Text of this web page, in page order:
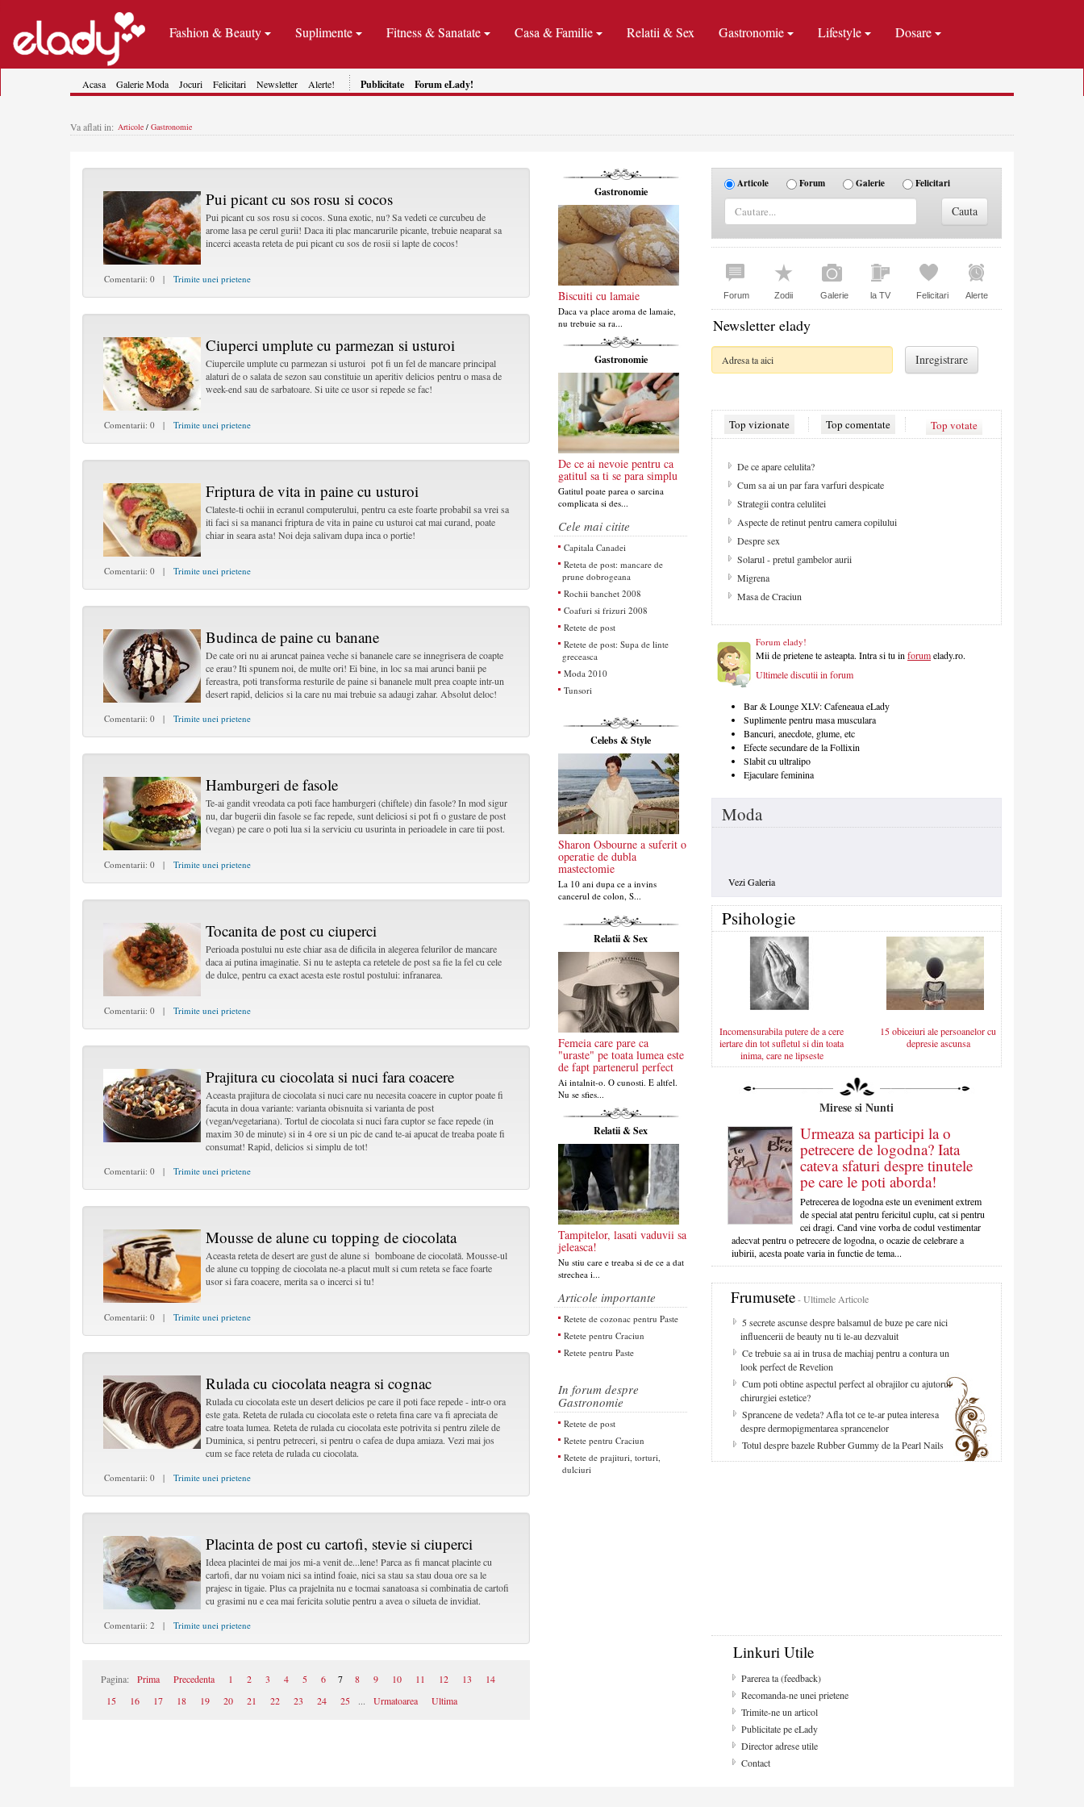
Fashion & Beauty Suplimente Fitness & Sanatate Casa & Familie Relatii & Sex Gastronomie Lifestyle Dosare
Acasa Galerie Moda Jocuri Felicitari Newsletter Alerte! Publicitate Forum eLady!
Va aflati in: Articole / Gastronomie
Pui picant cu sos rosu si cocos
Pui picant cu sos rosu si cocos. Suna exotic, nu? Sa vedeti ce curcubeu de
arome lasa pe cerul gurii! Daca iti plac mancarurile picante, trebuie neaparat sa
incerci aceasta reteta de pui picant cu sos de rosii si lapte de cocos!
Comentarii: 0 | Trimite unei prietene
Ciuperci umplute cu parmezan si usturoi
Ciupercile umplute cu parmezan si usturoi pot fi un fel de mancare principal
alaturi de o salata de sezon sau constituie un aperitiv delicios pentru o masa de
week-end sau de sarbatoare. Si uite ce usor si repede se fac!
Comentarii: 0 | Trimite unei prietene
Friptura de vita in paine cu usturoi
Clateste-ti ochii in ecranul computerului, pentru ca este foarte probabil sa vrei sa
iti faci si sa mananci friptura de vita in paine cu usturoi cat mai curand, poate
chiar in seara asta! Noi deja salivam dupa inca o portie!
Comentarii: 0 | Trimite unei prietene
Budinca de paine cu banane
De cate ori nu ai aruncat painea veche si bananele care se innegrisera de coapte
ce erau? Iti spunem noi, de multe ori! Ei bine, in loc sa mai arunci banii pe
fereastra, poti transforma resturile de paine si bananele mult prea coapte intr-un
desert rapid, delicios si la care nu mai trebuie sa adaugi zahar. Absolut deloc!
Comentarii: 0 | Trimite unei prietene
Hamburgeri de fasole
Te-ai gandit vreodata ca poti face hamburgeri (chiftele) din fasole? In mod sigur
nu, dar bugerii din fasole se fac repede, sunt deliciosi si pot fi o gustare de post
(vegan) pe care o poti lua si la serviciu cu usurinta in perioadele in care tii post.
Comentarii: 0 | Trimite unei prietene
Tocanita de post cu ciuperci
Perioada postului nu este chiar asa de dificila in alegerea felurilor de mancare
daca ai putina imaginatie. Si nu te astepta ca retetele de post sa fie la fel cu cele
de dulce, pentru ca exact acesta este rostul postului: infranarea.
Comentarii: 0 | Trimite unei prietene
Prajitura cu ciocolata si nuci fara coacere
Aceasta prajitura de ciocolata si nuci care nu necesita coacere in cuptor poate fi
facuta in doua variante: varianta obisnuita si varianta de post
(vegan/vegetariana). Tortul de ciocolata si nuci fara cuptor se face repede (in
maxim 30 de minute) si in 4 ore si un pic de cand te-ai apucat de treaba poate fi
consumat! Rapid, delicios si simplu de tot!
Comentarii: 0 | Trimite unei prietene
Mousse de alune cu topping de ciocolata
Aceasta reteta de desert are gust de alune si bomboane de ciocolată. Mousse-ul
de alune cu topping de ciocolata ne-a placut mult si cum reteta se face foarte
usor si fara coacere, merita sa o incerci si tu!
Comentarii: 0 | Trimite unei prietene
Rulada cu ciocolata neagra si cognac
Rulada cu ciocolata este un desert delicios pe care il poti face repede - intr-o ora
este gata. Reteta de rulada cu ciocolata este o reteta fina care va fi apreciata de
catre toata lumea. Reteta de rulada cu ciocolata este potrivita si pentru zilele de
Duminica, si pentru petreceri, si pentru o cafea de dupa amiaza. Vezi mai jos
cum se face reteta de rulada cu ciocolata.
Comentarii: 0 | Trimite unei prietene
Placinta de post cu cartofi, stevie si ciuperci
Ideea placintei de mai jos mi-a venit de...lene! Parca as fi mancat placinte cu
cartofi, dar nu voiam nici sa intind foaie, nici sa stau sa stau doua ore sa le
prajesc in tigaie. Plus ca prajelnita nu e tocmai sanatoasa si combinatia de cartofi
cu grasimi nu e cea mai fericita solutie pentru a avea o silueta de invidiat.
Comentarii: 2 | Trimite unei prietene
Pagina: Prima Precedenta 1 2 3 4 5 6 7 8 9 10 11 12 13
14
15
16 17 18 19 20 21 22 23 24 25 ... Urmatoarea Ultima
Gastronomie
Biscuiti cu lamaie
Daca va place aroma de lamaie,
nu trebuie sa ra...
Gastronomie
De ce ai nevoie pentru ca
gatitul sa ti se para simplu
Gatitul poate parea o sarcina
complicata si des...
Cele mai citite
Capitala Canadei
Reteta de post: mancare de
prune dobrogeana
Rochii banchet 2008
Coafuri si frizuri 2008
Retete de post
Retete de post: Supa de linte
greceasca
Moda 2010
Tunsori
Celebs & Style
Sharon Osbourne a suferit o
operatie de dubla
mastectomie
La 10 ani dupa ce a invins
cancerul de colon, S...
Relatii & Sex
Femeia care pare ca
"uraste" pe toata lumea este
de fapt partenerul perfect
Ai intalnit-o. O cunosti. E altfel.
Nu se sfies...
Relatii & Sex
Tampitelor, lasati vaduvii sa
jeleasca!
Nu stiu care e treaba si de ce a dat
strechea i...
Articole importante
Retete de cozonac pentru Paste
Retete pentru Craciun
Retete pentru Paste
In forum despre
Gastronomie
Retete de post
Retete pentru Craciun
Retete de prajituri, torturi,
dulciuri
Articole Forum Galerie Felicitari
Forum Zodii Galerie la TV Felicitari Alerte
Newsletter elady
Top vizionate Top comentate Top votate
De ce apare celulita?
Cum sa ai un par fara varfuri despicate
Strategii contra celulitei
Aspecte de retinut pentru camera copilului
Despre sex
Solarul - pretul gambelor aurii
Migrena
Masa de Craciun
Forum elady!
Mii de prietene te asteapta. Intra si tu inforumelady.ro.
Ultimele discutii in forum
Bar & Lounge XLV: Cafeneaua eLady
Suplimente pentru masa musculara
Bancuri, anecdote, glume, etc
Efecte secundare de la Follixin
Slabit cu ultralipo
Ejaculare feminina
Moda
Vezi Galeria
Psihologie
Incomensurabila putere de a cere
iertare din tot sufletul si din toata
inima, care ne lipseste
15 obiceiuri ale persoanelor cu
depresie ascunsa
Mirese si Nunti
Urmeaza sa participi la o
petrecere de logodna? Iata
cateva sfaturi despre tinutele
pe care le poti aborda!
Petrecerea de logodna este un eveniment extrem
de special atat pentru fericitul cuplu, cat si pentru
cei dragi. Cand vine vorba de codul vestimentar
adecvat pentru o petrecere de logodna, o ocazie de celebrare a
iubirii, acesta poate varia in functie de tema...
Frumusete- Ultimele Articole
5 secrete ascunse despre balsamul de buze pe care nici
influencerii de beauty nu ti le-au dezvaluit
Ce trebuie sa ai in trusa de machiaj pentru a contura un
look perfect de Revelion
Cum poti obtine aspectul perfect al obrajilor cu ajutorul
chirurgiei estetice?
Sprancene de vedeta? Afla tot ce te-ar putea interesa
despre dermopigmentarea sprancenelor
Totul despre bazele Rubber Gummy de la Pearl Nails
Linkuri Utile
Parerea ta (feedback)
Recomanda-ne unei prietene
Trimite-ne un articol
Publicitate pe eLady
Director adrese utile
Contact